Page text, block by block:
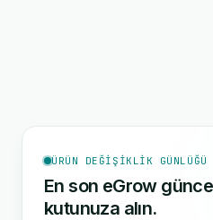
ÜRÜN DEĞIŞIKLIK GÜNLÜĞÜ
En son eGrow
kutunuza alın.